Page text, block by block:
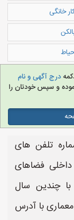
خانگی
درج آگهی و نام
و سپس خودتان را
تلفن های
فضاهای
چندین سال
با آدرس